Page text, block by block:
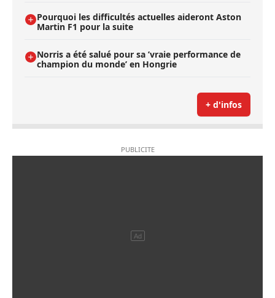
Pourquoi les difficultés actuelles aideront Aston
Martin F1 pour la suite
Norris a été salué pour sa ’vraie performance de
champion du monde’ en Hongrie
+ d'infos